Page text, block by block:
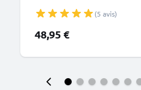
(5 avis)
48,95 €